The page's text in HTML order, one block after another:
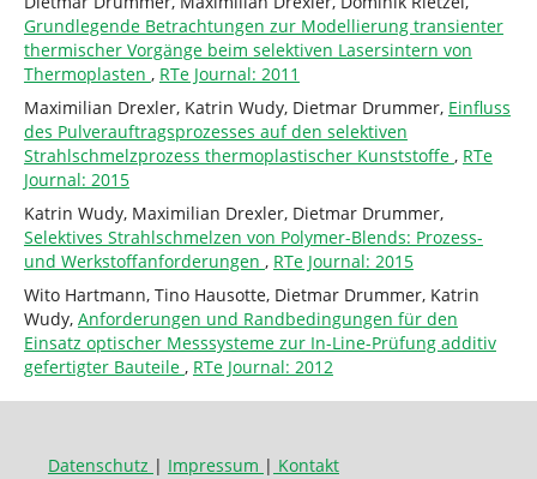
Grundlegende Betrachtungen zur Modellierung transienter
thermischer Vorgänge beim selektiven Lasersintern von
Thermoplasten , RTe Journal: 2011
Maximilian Drexler, Katrin Wudy, Dietmar Drummer, Einfluss
des Pulverauftragsprozesses auf den selektiven
Strahlschmelzprozess thermoplastischer Kunststoffe , RTe
Journal: 2015
Katrin Wudy, Maximilian Drexler, Dietmar Drummer,
Selektives Strahlschmelzen von Polymer-Blends: Prozess-
und Werkstoffanforderungen , RTe Journal: 2015
Wito Hartmann, Tino Hausotte, Dietmar Drummer, Katrin
Wudy, Anforderungen und Randbedingungen für den
Einsatz optischer Messsysteme zur In-Line-Prüfung additiv
gefertigter Bauteile , RTe Journal: 2012
Datenschutz | Impressum | Kontakt